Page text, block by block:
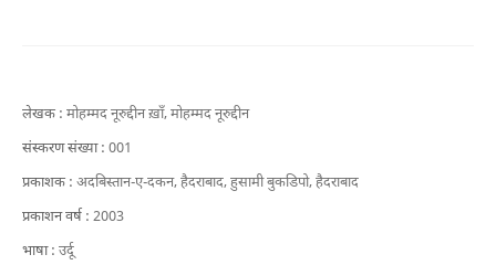
लेखक : मोहम्मद नूरुद्दीन ख़ाँ,मोहम्मद नूरुद्दीन
संस्करण संख्या : 001
प्रकाशक : अदबिस्तान-ए-दकन, हैदराबाद,हुसामी बुकडिपो, हैदराबाद
प्रकाशन वर्ष : 2003
भाषा : उर्दू